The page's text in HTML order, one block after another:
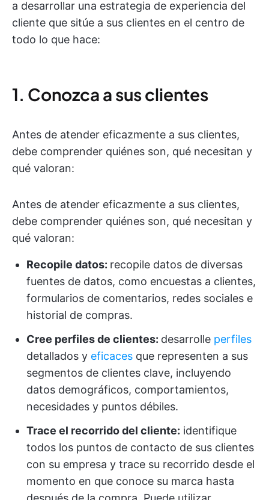
a desarrollar una estrategia de experiencia del
cliente que sitúe a sus clientes en el centro de
todo lo que hace:
1. Conozca a sus clientes
Antes de atender eficazmente a sus clientes,
debe comprender quiénes son, qué necesitan y
qué valoran:
Antes de atender eficazmente a sus clientes,
debe comprender quiénes son, qué necesitan y
qué valoran:
Recopile datos: recopile datos de diversas
fuentes de datos, como encuestas a clientes,
formularios de comentarios, redes sociales e
historial de compras.
Cree perfiles de clientes: desarrolle perfiles
detallados y eficaces que representen a sus
segmentos de clientes clave, incluyendo
datos demográficos, comportamientos,
necesidades y puntos débiles.
Trace el recorrido del cliente: identifique
todos los puntos de contacto de sus clientes
con su empresa y trace su recorrido desde el
momento en que conoce su marca hasta